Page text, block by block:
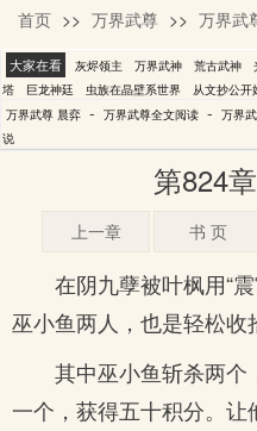
晨弈
首页 >> 万界武尊 >> 万界武
大家在看 灰烬领主 万界武神 荒古武神
塔
巨龙神廷 虫族在晶壁系世界
从文抄公开
万界武尊 晨弈 - 万界武尊全文阅读 - 万界
说
第824
上一章 书 页
在阴九孽被叶枫用“
巫小鱼两人，也是轻松收
其中巫小鱼斩杀两
一个，获得五十积分。